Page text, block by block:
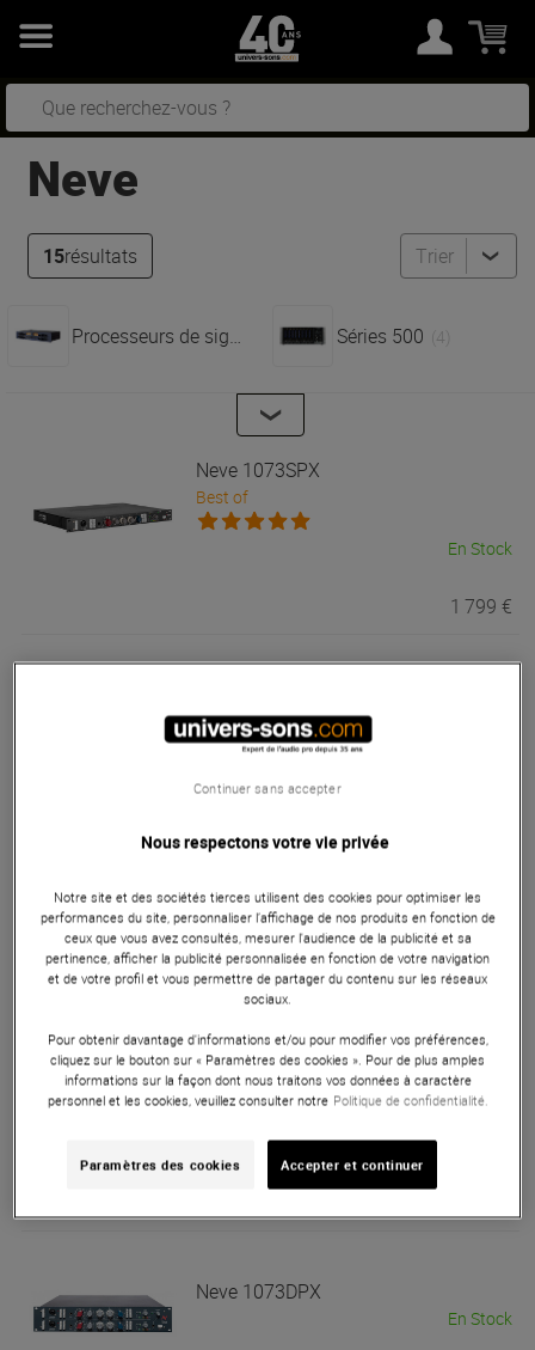
Neve
15résultats Trier
Processeurs de signal (10) Séries 500 (4)
Neve 1073SPX
Best of
En Stock
1 799 €
Neve8816 Summing Mixer
En Stock
Neve33609 Compresseur Limiteur
Stéréo
Neve 1073DPX
En Stock
Nous respectons votre vie privée
Notre site et des sociétés tierces utilisent des cookies pour optimiser les
performances du site, personnaliser l’affichage de nos produits en fonction de
ceux que vous avez consultés, mesurer l'audience de la publicité et sa
pertinence, afficher la publicité personnalisée en fonction de votre navigation
et de votre profil et vous permettre de partager du contenu sur les réseaux
sociaux.
Pour obtenir davantage d'informations et/ou pour modifier vos préférences,
cliquez sur le bouton sur « Paramètres des cookies ». Pour de plus amples
informations sur la façon dont nous traitons vos données à caractère
personnel et les cookies, veuillez consulter notre Politique de confidentialité.
Paramètres des cookies Accepter et continuer
Continuer sans accepter